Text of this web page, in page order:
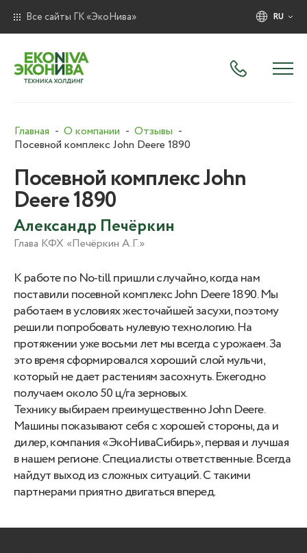
Все сайты ГК «ЭкоНива» RU
Главная О компании
Отзывы
Посевной комплекс John Deere 1890
Посевной комплекс John
Deere 1890
Александр Печёркин
Глава КФХ «Печёркин А.Г.»
К работе по No-till пришли случайно, когда нам
поставили посевной комплекс John Deere 1890. Мы
работаем в условиях жесточайшей засухи, поэтому
решили попробовать нулевую технологию. На
протяжении уже восьми лет мы всегда с урожаем. За
это время сформировался хороший слой мульчи,
который не дает растениям засохнуть. Ежегодно
получаем около 50 ц/га зерновых.
Технику выбираем преимущественно John Deere.
Машины показывают себя с хорошей стороны, да и
дилер, компания «ЭкоНиваСибирь», первая и лучшая
в нашем регионе. Специалисты ответственные. Всегда
найдут выход из сложных ситуаций. С такими
партнерами приятно двигаться вперед.